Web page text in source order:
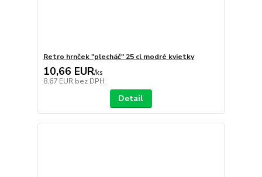
Retro hrnček "plecháč" 25 cl modré kvietky
10,66 EUR/ks
8,67 EUR bez DPH
Detail